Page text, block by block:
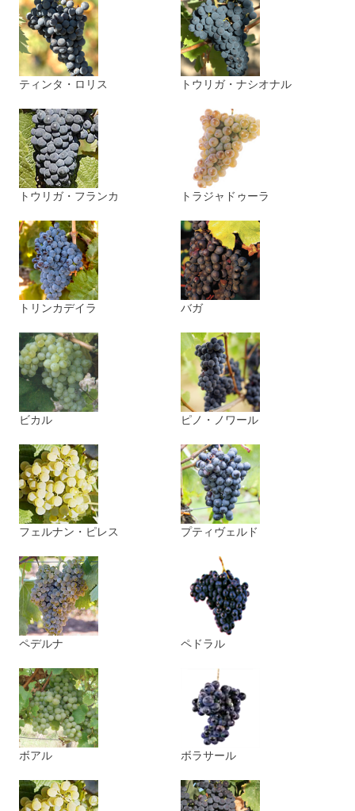
ティンタ・ロリス トウリガ・ナシオナル
トウリガ・フランカ トラジャドゥーラ
トリンカデイラ バガ
ビカル ピノ・ノワール
フェルナン・ピレス プティヴェルド
ペデルナ ペドラル
ボアル ボラサール